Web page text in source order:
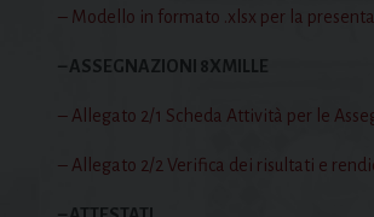
– Modello in formato .xlsx per la
– ASSEGNAZIONI 8XMILLE
– Allegato 2/1 Scheda Attività per le
– Allegato 2/2 Verifica dei risultati e